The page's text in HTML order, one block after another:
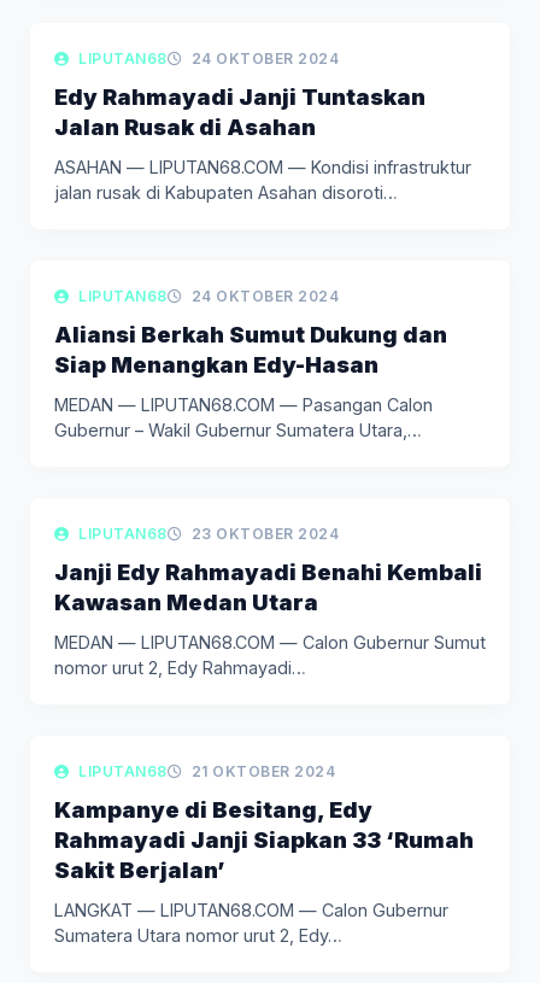
LIPUTAN POLITIK
LIPUTAN68 24 OKTOBER 2024
Edy Rahmayadi Janji Tuntaskan
Jalan Rusak di Asahan
ASAHAN — LIPUTAN68.COM — Kondisi infrastruktur
jalan rusak di Kabupaten Asahan disoroti…
LIPUTAN POLITIK
LIPUTAN68 24 OKTOBER 2024
Aliansi Berkah Sumut Dukung dan
Siap Menangkan Edy-Hasan
MEDAN — LIPUTAN68.COM — Pasangan Calon
Gubernur – Wakil Gubernur Sumatera Utara,…
LIPUTAN POLITIK
LIPUTAN68 23 OKTOBER 2024
Janji Edy Rahmayadi Benahi Kembali
Kawasan Medan Utara
MEDAN — LIPUTAN68.COM — Calon Gubernur Sumut
nomor urut 2, Edy Rahmayadi…
LIPUTAN POLITIK
LIPUTAN68 21 OKTOBER 2024
Kampanye di Besitang, Edy
Rahmayadi Janji Siapkan 33 ‘Rumah
Sakit Berjalan’
LANGKAT — LIPUTAN68.COM — Calon Gubernur
Sumatera Utara nomor urut 2, Edy…